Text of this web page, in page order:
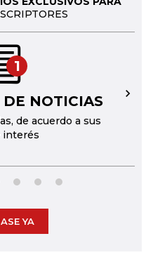
1
NOTICIAS
de acuerdo a sus
interés
→
YA